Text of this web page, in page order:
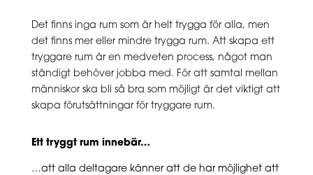
Det finns inga rum som är helt trygga för alla, men
det finns mer eller mindre trygga rum. Att skapa ett
tryggare rum är en medveten process, något man
ständigt behöver jobba med. För att samtal mellan
människor ska bli så bra som möjligt är det viktigt att
skapa förutsättningar för tryggare rum.
Ett tryggt rum innebär…
…att alla deltagare känner att de har möjlighet att